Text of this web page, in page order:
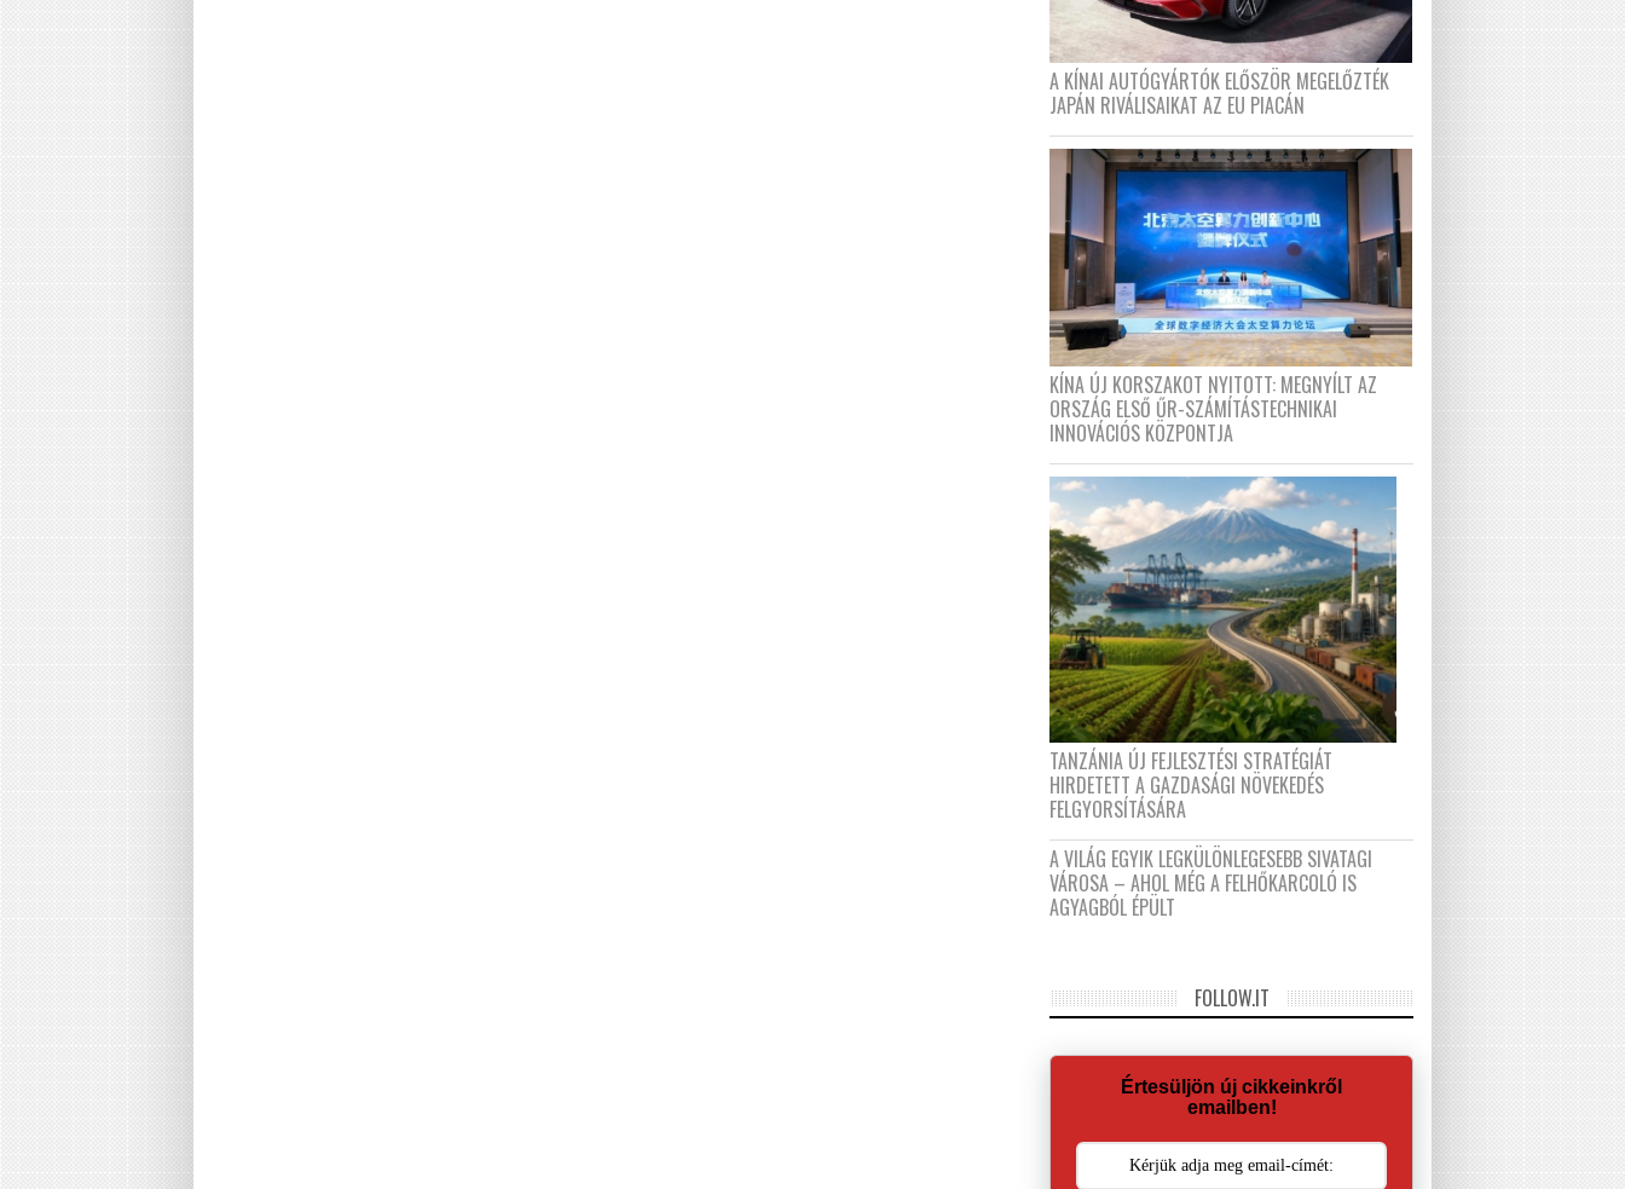
A KÍNAI AUTÓGYÁRTÓK ELŐSZÖR MEGELŐZTÉK
JAPÁN RIVÁLISAIKAT AZ EU PIACÁN
KÍNA ÚJ KORSZAKOT NYITOTT: MEGNYÍLT AZ
ORSZÁG ELSŐ ŰR-SZÁMÍTÁSTECHNIKAI
INNOVÁCIÓS KÖZPONTJA
TANZÁNIA ÚJ FEJLESZTÉSI STRATÉGIÁT
HIRDETETT A GAZDASÁGI NÖVEKEDÉS
FELGYORSÍTÁSÁRA
A VILÁG EGYIK LEGKÜLÖNLEGESEBB SIVATAGI
VÁROSA – AHOL MÉG A FELHŐKARCOLÓ IS
AGYAGBÓL ÉPÜLT
FOLLOW.IT
Értesüljön új cikkeinkről
emailben!